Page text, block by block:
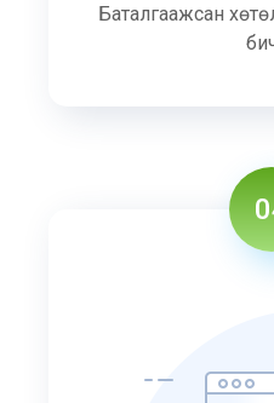
Баталгаажсан